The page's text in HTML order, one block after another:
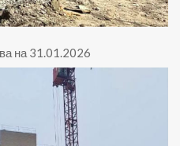
на 31.01.2026